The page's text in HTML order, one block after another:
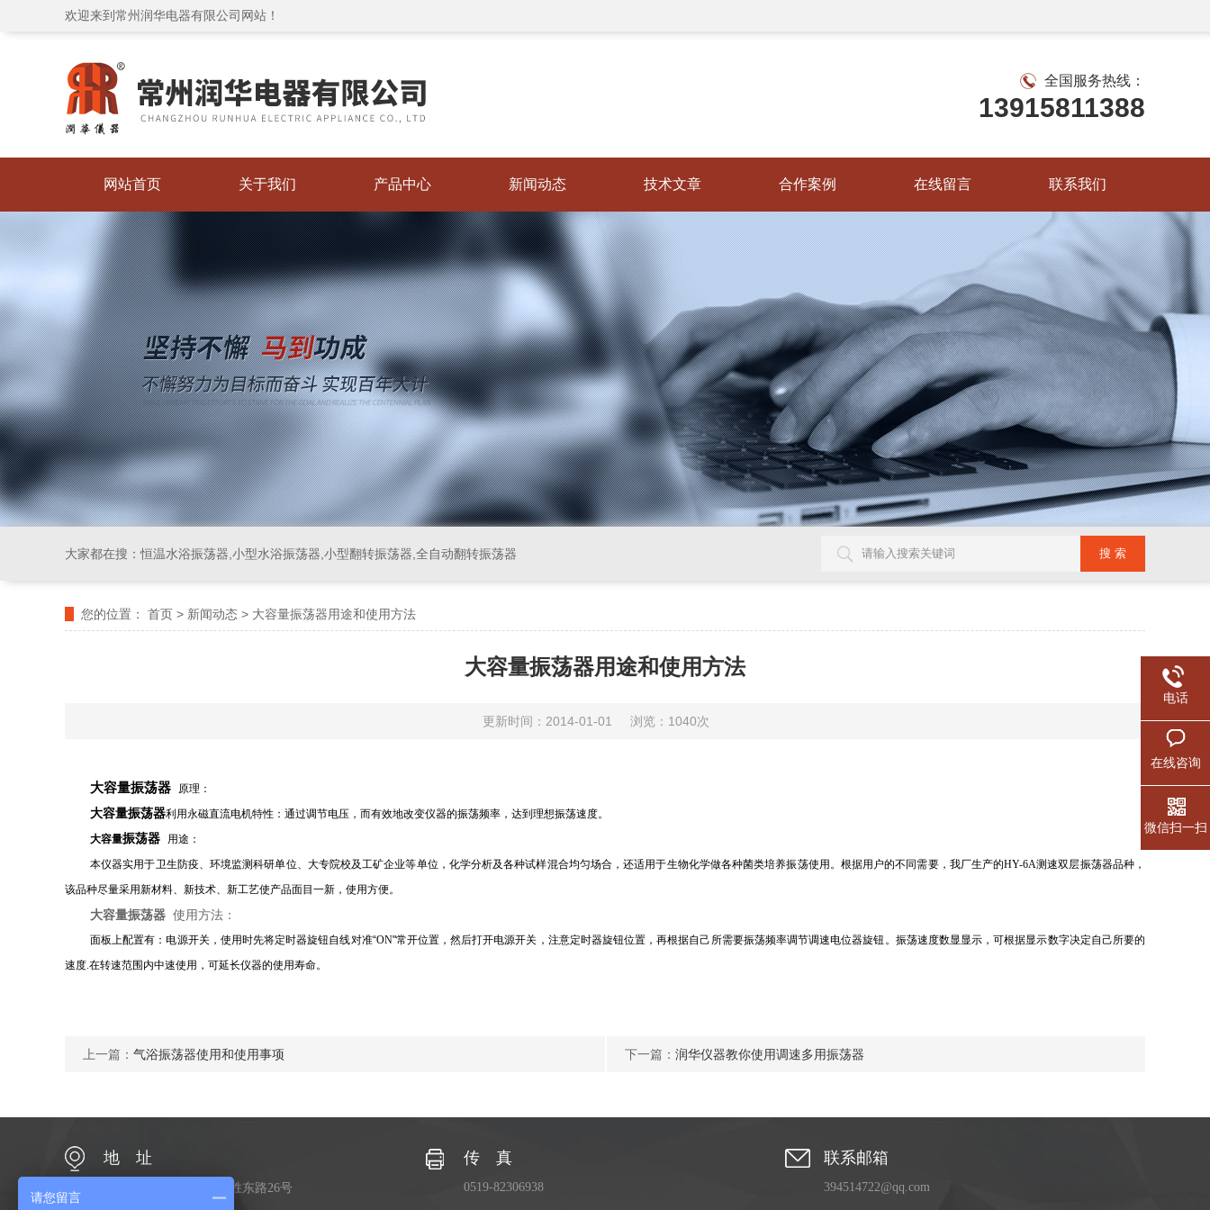
欢迎来到常州润华电器有限公司网站！
全国服务热线：
13915811388
网站首页 关于我们 产品中心 新闻动态 技术文章 合作案例 在线留言 联系我们
大家都在搜：恒温水浴振荡器,小型水浴振荡器,小型翻转振荡器,全自动翻转振荡器
您的位置： 首页 > 新闻动态 > 大容量振荡器用途和使用方法
大容量振荡器用途和使用方法
更新时间：2014-01-01 浏览：1040次
大容量振荡器 原理：
大容量振荡器利用永磁直流电机特性：通过调节电压，而有效地改变仪器的振荡频率，达到理想振荡速度。
大容量振荡器
用途：
本仪器实用于卫生防疫、环境监测科研单位、大专院校及工矿企业等单位，化学分析及各种试样混合均匀场合，还适用于生物化学做各种菌类培养振荡使用。根据用户的不同需要，我厂生产的HY-6A测速双层振荡器品种，
该品种尽量采用新材料、新技术、新工艺使产品面目一新，使用方便。
大容量振荡器 使用方法：
面板上配置有：电源开关，使用时先将定时器旋钮自线对准“ON"常开位置，然后打开电源开关，注意定时器旋钮位置，再根据自己所需要振荡频率调节调速电位器旋钮。振荡速度数显显示，可根据显示数字决定自己所要的
速度.在转速范围内中速使用，可延长仪器的使用寿命。
上一篇： 气浴振荡器使用和使用事项 下一篇： 润华仪器教你使用调速多用振荡器
地 址
江苏省常州市金坛区金胜东路26号
传 真
0519-82306938
联系邮箱
394514722@qq.com
电话
在线咨询
微信扫一扫
请您留言